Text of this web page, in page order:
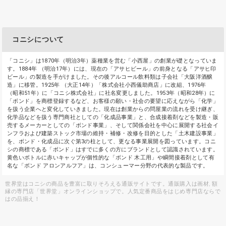
コニシについて
「コニシ」は1870年（明治3年）薬種業を営む「小西屋」の創業が礎となっていま
す。1884年 （明治17年）には、現在の「アサヒビール」の前身となる「アサヒ印
ビール」の製造を手がけました。その後アルコール飲料類は子会社「大阪洋酒醸
造」に移管。1925年 （大正14年）「株式会社小西儀助商店」に改組、1976年
（昭和51年）に「コニシ株式会社」に社名変更しました。1953年（昭和28年）に
「ボンド」を商標登録するなど、お客様の願い・社会の要望に応えながら「化学」
を扱う企業へと変化していきました。現在は創業からの問屋業の流れを受け継ぎ、
化学品などを扱う専門商社としての「化成品事業」と、合成接着剤などを製造・販
売するメーカーとしての「ボンド事業」、そして関係会社を中心に展開する社会イ
ンフラおよび建築ストック市場の維持・補修・改修を目的とした「土木建設事業」
を、ボンド・化成品に次ぐ第3の柱として、更なる事業展開を図っています。コニ
シの商標である「ボンド」はすでに多くの方にブランドとして認識されています。
黄色いボトルに赤いキャップが個性的な「ボンド 木工用」や瞬間接着剤として有
名な「ボンド アロンアルフア」は、コンシューマー分野の代表的な製品です。
世界堂はコニシの商品を豊富に取りそろえる通販サイトです。通販購入は画材, 額
縁の専門店「世界堂」オンラインショップで。人気定番商品をはじめ専門店ならで
はの品揃え！